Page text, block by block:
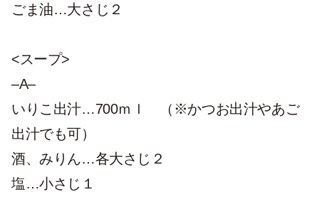
ごま油…大さじ２
<スープ>
–A–
いりこ出汁…700ｍｌ （※かつお出汁やあご
出汁でも可）
酒、みりん…各大さじ２
塩…小さじ１